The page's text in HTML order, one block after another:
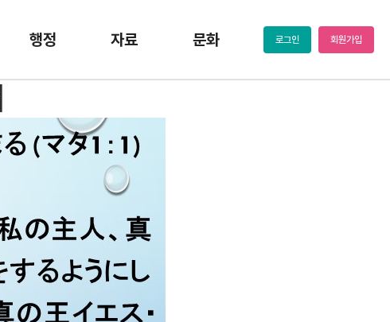
행정 자료 문화 로그인 회원가입